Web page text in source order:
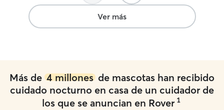
Ver más
Más de 4 millones de mascotas han recibido
cuidado nocturno en casa de un cuidador de
los que se anuncian en Rover 1